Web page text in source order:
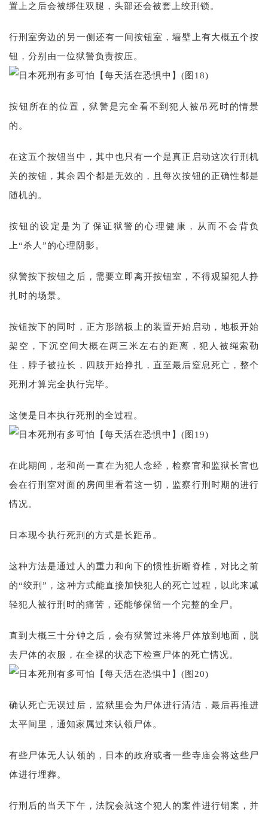
置上之后会被绑住双腿，头部还会被套上绞刑锁。
行刑室旁边的另一侧还有一间按钮室，墙壁上有大概五个按
钮，分别由一位狱警负责按压。
按钮所在的位置，狱警是完全看不到犯人被吊死时的情景
的。
在这五个按钮当中，其中也只有一个是真正启动这次行刑机
关的按钮，其余四个都是无效的，且每次按钮的正确性都是
随机的。
按钮的设定是为了保证狱警的心理健康，从而不会背负
上“杀人”的心理阴影。
狱警按下按钮之后，需要立即离开按钮室，不得观望犯人挣
扎时的场景。
按钮按下的同时，正方形踏板上的装置开始启动，地板开始
架空，下沉空间大概在两三米左右的距离，犯人被绳索勒
住，脖子被拉长，四肢开始挣扎，直至最后窒息死亡，整个
死刑才算完全执行完毕。
这便是日本执行死刑的全过程。
在此期间，老和尚一直在为犯人念经，检察官和监狱长官也
会在行刑室对面的房间里看着这一切，监察行刑时期的进行
情况。
日本现今执行死刑的方式是长距吊。
这种方法是通过人的重力和向下的惯性折断脊椎，对比之前
的“绞刑”，这种方式能直接加快犯人的死亡过程，以此来减
轻犯人被行刑时的痛苦，还能够保留一个完整的全尸。
直到大概三十分钟之后，会有狱警过来将尸体放到地面，脱
去尸体的衣服，在全裸的状态下检查尸体的死亡情况。
确认死亡无误过后，监狱里会为尸体进行清洁，最后再推进
太平间里，通知家属过来认领尸体。
有些尸体无人认领的，日本的政府或者一些寺庙会将这些尸
体进行埋葬。
行刑后的当天下午，法院会就这个犯人的案件进行销案，并